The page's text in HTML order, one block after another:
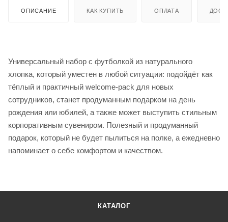
ОПИСАНИЕ КАК КУПИТЬ ОПЛАТА
Универсальный набор с футболкой из натурального
хлопка, который уместен в любой ситуации: подойдёт как
тёплый и практичный welcome-pack для новых
сотрудников, станет продуманным подарком на день
рождения или юбилей, а также может выступить стильным
корпоративным сувениром. Полезный и продуманный
подарок, который не будет пылиться на полке, а ежедневно
напоминает о себе комфортом и качеством.
КАТАЛОГ